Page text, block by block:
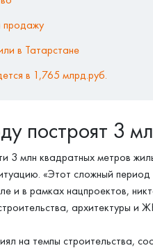
в Татарстане
в 1,765 млрд.руб.
построят 3
3 млн квадратных метров
«Этот сложный
и в рамках нацпроектов,
архитектуры и
на темпы строительства,